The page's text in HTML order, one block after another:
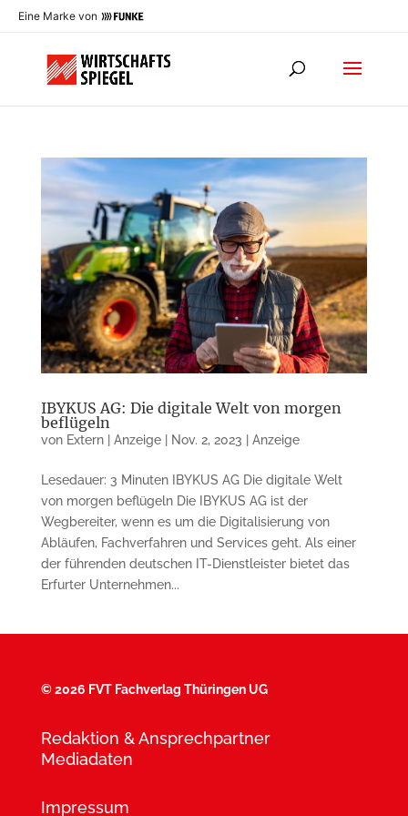
Eine Marke von
IBYKUS AG: Die digitale Welt von morgen
beflügeln
von Extern | Anzeige| Nov. 2, 2023 Anzeige
Lesedauer: 3 Minuten IBYKUS AG Die digitale Welt
von morgen beflügeln Die IBYKUS AG ist der
Wegbereiter, wenn es um die Digitalisierung von
Abläufen, Fachverfahren und Services geht. Als einer
der führenden deutschen IT-Dienstleister bietet das
Erfurter Unternehmen...
©2026 FVT Fachverlag Thüringen UG
Redaktion & Ansprechpartner
Mediadaten
Impressum